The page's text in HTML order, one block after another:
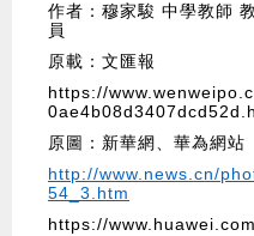
作者：穆家駿 中學教師
員
原載：文匯報
https://
原圖：新華網、華為網站
http://www.news.cn/
54_3.htm
https://www.huawei.com